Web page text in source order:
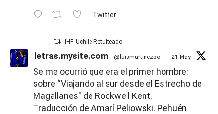
Twitter
IHP_Uchile Retuiteado
letras.mysite.com @luismartinezso · 21 May
Se me ocurrió que era el primer hombre:
sobre “Viajando al sur desde el Estrecho de
Magallanes" de Rockwell Kent.
Traducción de Amarí Peliowski. Pehuén